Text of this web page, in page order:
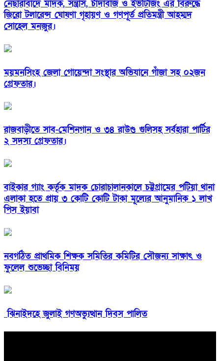
নেছারাবাদে মাদক, সন্ত্রাস, চাঁদাবাজ ও ইভটিজিং এর বিরুদ্ধে
জিরো টলারেন্স ঘোষণা গৃহায়ণ ও গণপূর্ত প্রতিমন্ত্রী আহম্মদ
সোহেল মনজুর।
ময়মনসিংহ জেলা গোয়েন্দা সংস্থার অভিযানে গাঁজা সহ ০২জন
গ্রেফতার।
রাজবাড়ীতে সাব-মেশিনগান ও ৩৪ রাউণ্ড গুলিসহ সর্বহারা পার্টির
২ সদস্য গ্রেফতার।
বাইকার গ্যাং কর্তৃক মাদক চোরাচালানকালে চট্টগ্রামের পটিয়া থানা
এলাকা হতে প্রায় ৩ কোটি কোটি টাকা মূল্যের আনুমানিক ১ লাখ
পিস ইয়াবা
নবগঠিত প্রাথমিক শিক্ষক সমিতির কমিটির সৌজন্য সাক্ষাৎ ও
ফুলেল শুভেচ্ছা বিনিময়
ঝিনাইদহে জুলাই গণঅভ্যুত্থান দিবস পালিত